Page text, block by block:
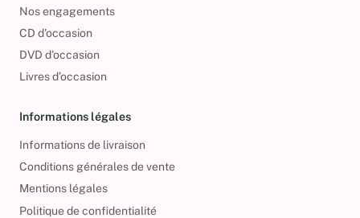
Nos engagements
CD d'occasion
DVD d'occasion
Livres d’occasion
Informations légales
Informations de livraison
Conditions générales de vente
Mentions légales
Politique de confidentialité